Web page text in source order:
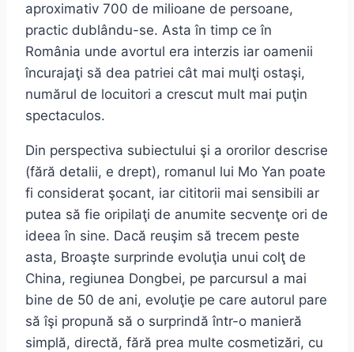
aproximativ 700 de milioane de persoane,
practic dublându-se. Asta în timp ce în
România unde avortul era interzis iar oamenii
încurajaţi să dea patriei cât mai mulţi ostaşi,
numărul de locuitori a crescut mult mai puţin
spectaculos.
Din perspectiva subiectului şi a ororilor descrise
(fără detalii, e drept), romanul lui Mo Yan poate
fi considerat şocant, iar cititorii mai sensibili ar
putea să fie oripilaţi de anumite secvenţe ori de
ideea în sine. Dacă reuşim să trecem peste
asta, Broaşte surprinde evoluţia unui colţ de
China, regiunea Dongbei, pe parcursul a mai
bine de 50 de ani, evoluţie pe care autorul pare
să îşi propună să o surprindă într-o manieră
simplă, directă, fără prea multe cosmetizări, cu